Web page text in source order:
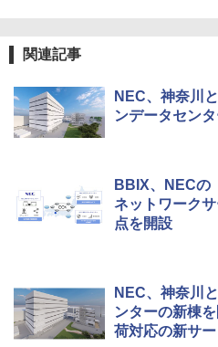
関連記事
NEC、神奈川
ンデータセン
BBIX、NECの
ネットワーク
点を開設
NEC、神奈川
ンターの新棟
荷対応の新サ